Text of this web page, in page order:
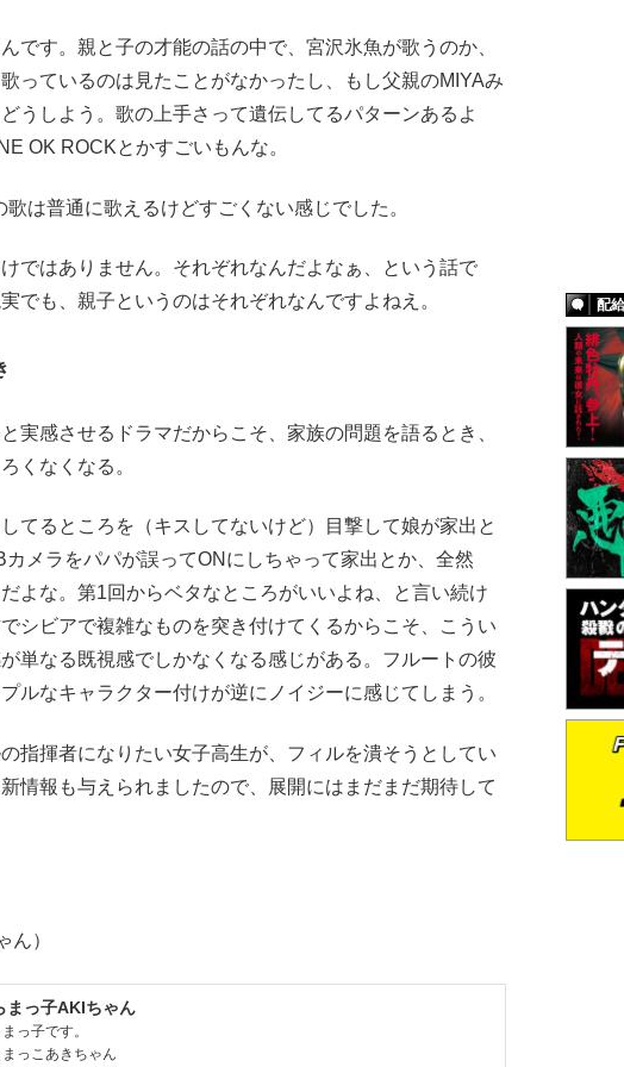
です。親と子の才能の話の中で、宮沢氷魚が歌うのか、
っているのは見たことがなかったし、もし父親のMIYAみ
うしよう。歌の上手さって遺伝してるパターンあるよ
OK ROCKとかすごいもんな。
は普通に歌えるけどすごくない感じでした。
ではありません。それぞれなんだよなぁ、という話で
でも、親子というのはそれぞれなんですよねえ。
実感させるドラマだからこそ、家族の問題を語るとき、
くなくなる。
てるところを（キスしてないけど）目撃して娘が家出と
メラをパパが誤ってONにしちゃって家出とか、全然
よな。第1回からベタなところがいいよね、と言い続け
シビアで複雑なものを突き付けてくるからこそ、こうい
単なる既視感でしかなくなる感じがある。フルートの彼
ルなキャラクター付けが逆にノイジーに感じてしまう。
指揮者になりたい女子高生が、フィルを潰そうとしてい
情報も与えられましたので、展開にはまだまだ期待して
ん）
まっ子AKIちゃん
っ子です。
まっこあきちゃん
配